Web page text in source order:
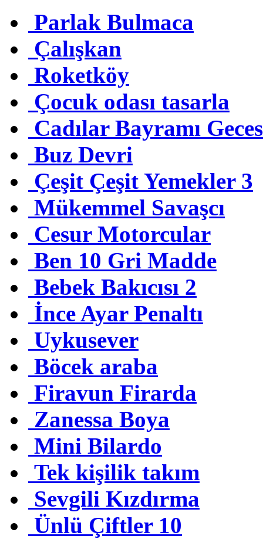
Parlak Bulmaca
Çalışkan
Roketköy
Çocuk odası tasarla
Cadılar Bayramı
Buz Devri
Çeşit Çeşit Yemekler 3
Mükemmel Savaşcı
Cesur Motorcular
Ben 10 Gri Madde
Bebek Bakıcısı 2
İnce Ayar Penaltı
Uykusever
Böcek araba
Firavun Firarda
Zanessa Boya
Mini Bilardo
Tek kişilik takım
Sevgili Kızdırma
Ünlü Çiftler 10